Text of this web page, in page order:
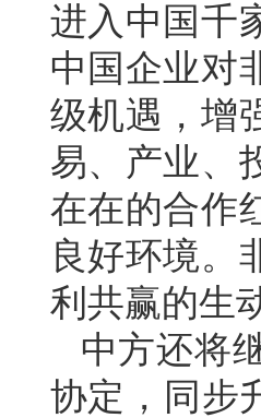
进入中国千
中国企业对
级机遇，增
易、产业、
在在的合作
良好环境。
利共赢的生
中方还将
协定，同步